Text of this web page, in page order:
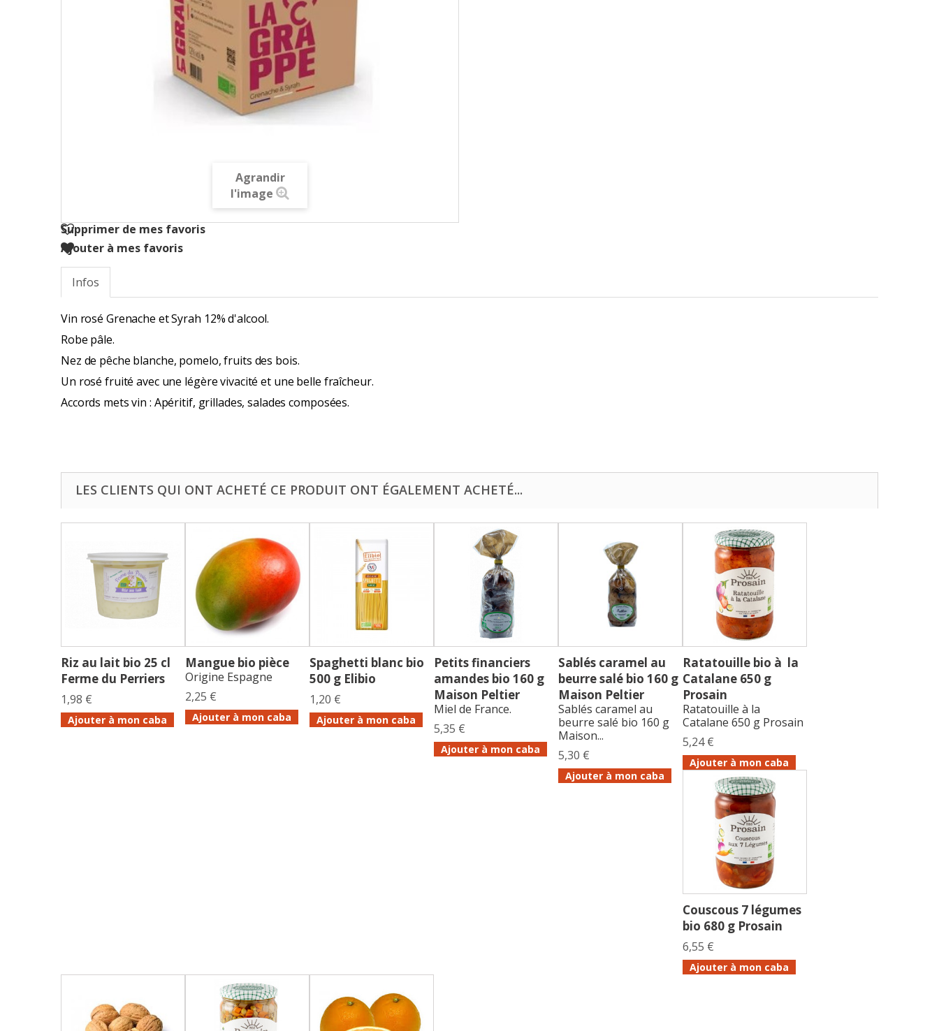
Agrandir
l'image
Supprimer de mes favoris
Ajouter à mes favoris
Infos
Vin rosé Grenache et Syrah 12% d'alcool.
Robe pâle.
Nez de pêche blanche, pomelo, fruits des bois.
Un rosé fruité avec une légère vivacité et une belle fraîcheur.
Accords mets vin : Apéritif, grillades, salades composées.
LES CLIENTS QUI ONT ACHETÉ CE PRODUIT ONT ÉGALEMENT ACHETÉ...
Riz au lait bio 25 cl
Ferme du Perriers
1,98 €
Ajouter à mon caba
Mangue bio pièce
Origine Espagne
2,25 €
Ajouter à mon caba
Spaghetti blanc bio
500 g Elibio
1,20 €
Ajouter à mon caba
Petits financiers
amandes bio 160 g
Maison Peltier
Miel de France.
5,35 €
Ajouter à mon caba
Sablés caramel au
beurre salé bio 160 g
Maison Peltier
Sablés caramel au
beurre salé bio 160 g
Maison...
5,30 €
Ajouter à mon caba
Ratatouille bio à la
Catalane 650 g
Prosain
Ratatouille à la
Catalane 650 g Prosain
5,24 €
Ajouter à mon caba
Couscous 7 légumes
bio 680 g Prosain
6,55 €
Ajouter à mon caba